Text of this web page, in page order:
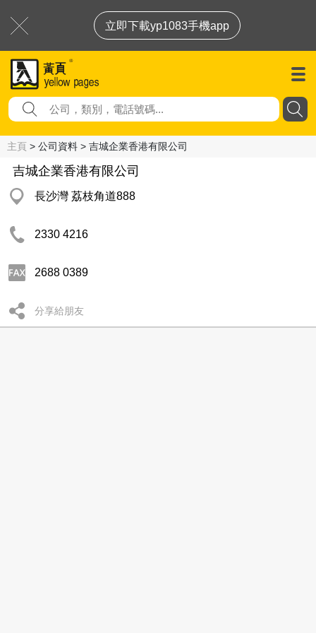
立即下載yp1083手機app
主頁 > 公司資料 > 吉城企業香港有限公司
吉城企業香港有限公司
長沙灣 荔枝角道888
2330 4216
2688 0389
分享給朋友